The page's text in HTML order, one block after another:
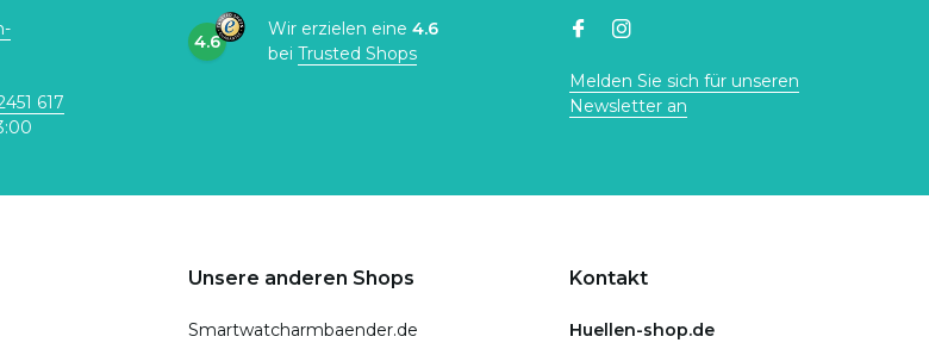
617
4.6
Wir erzielen eine 4.6
bei Trusted Shops
Melden Sie sich für unseren
Newsletter an
Unsere anderen Shops
Smartwatcharmbaender.de
Kontakt
Huellen-shop.de